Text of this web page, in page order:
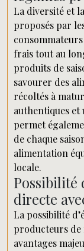
La diversité et
proposés par
frais tout au
produits de
savourer des
récoltés à
authentiques et
permet
de chaque
alimentation
locale.
Possibilité
directe
La possibilité
producteurs de
avantages